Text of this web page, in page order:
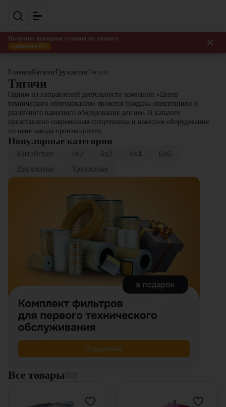
Получите выгодные условия по лизингу
с авансом 0%
Главная Каталог Грузовики Тягачи
Тягачи
Одним из направлений деятельности компании «Центр
технического оборудования» является продажа спецтехники и
различного навесного оборудования для нее. В каталоге
представлено современная спецтехника и навесное оборудование
по цене завода производителя.
Популярные категории
Китайские 4x2 6x2 6x4
6x6
Двухосные
Трехосные
Все товары(83)